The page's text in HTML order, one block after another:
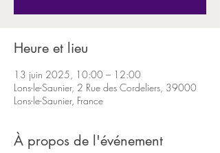
Heure et lieu
13 juin 2025, 10:00 – 12:00
Lons-le-Saunier, 2 Rue des Cordeliers, 39000
Lons-le-Saunier, France
À propos de l'événement